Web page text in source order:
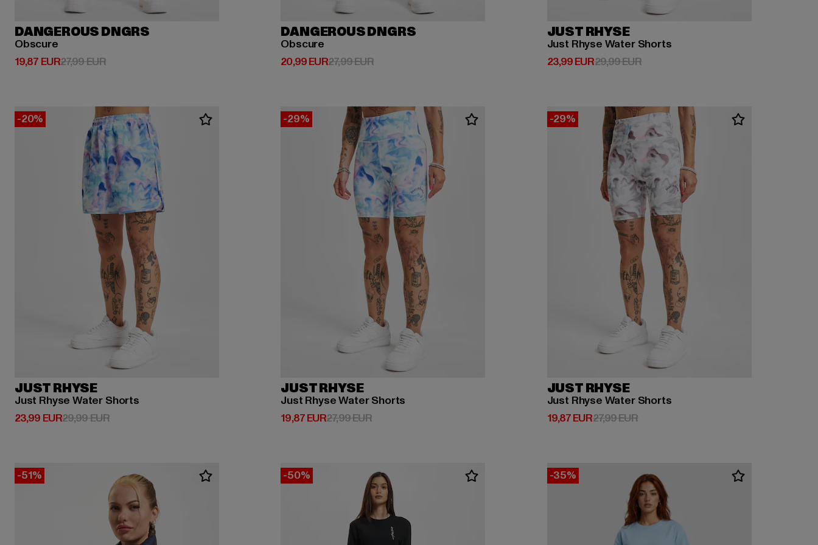
DANGEROUS DNGRS
Obscure
19,87 EUR
Derzeitiger Preis: 19,87 EUR
27,99 EURAktionspreis: 27,99 EUR
DANGEROUS DNGRS
Obscure
20,99 EUR
Derzeitiger Preis: 20,99 EUR
27,99 EURAktionspreis: 27,99 EUR
JUST RHYSE
Just Rhyse Water Shorts
23,99 EUR
Derzeitiger Preis: 23,99 EUR
29,99 EURAktionspreis: 29,99 EUR
-20%
JUST RHYSE
Just Rhyse Water Shorts
23,99 EUR
Derzeitiger Preis: 23,99 EUR
29,99 EURAktionspreis: 29,99 EUR
-29%
JUST RHYSE
Just Rhyse Water Shorts
19,87 EUR
Derzeitiger Preis: 19,87 EUR
27,99 EURAktionspreis: 27,99 EUR
-29%
JUST RHYSE
Just Rhyse Water Shorts
19,87 EUR
Derzeitiger Preis: 19,87 EUR
27,99 EURAktionspreis: 27,99 EUR
-51% -50% -35%